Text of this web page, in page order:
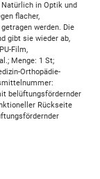
in Optik und
flacher,
werden. Die
gibt sie wieder ab,
Film,
Menge: 1 St;
Orthopädie-
belüftungsfördernder
Rückseite